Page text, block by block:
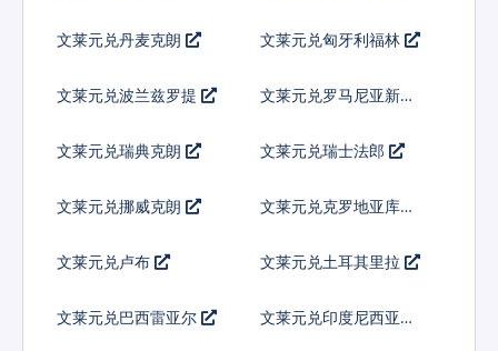
文莱元兑丹麦克朗 文莱元兑匈牙利福林
文莱元兑波兰兹罗提
文莱元兑罗马尼亚新列
文莱元兑瑞典克朗 文莱元兑瑞士法郎
文莱元兑挪威克朗 文莱元兑克罗地亚库纳
文莱元兑卢布 文莱元兑土耳其里拉
文莱元兑巴西雷亚尔
文莱元兑印度尼西亚卢